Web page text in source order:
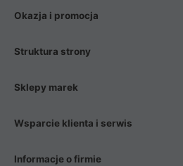
Okazja i promocja
Struktura strony
Sklepy marek
Wsparcie klienta i serwis
Informacje o firmie